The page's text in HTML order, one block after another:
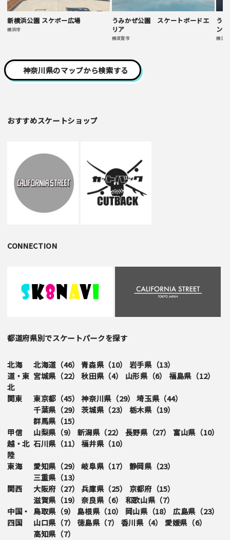
新横浜公園 スケボー広場
横浜市
うみかぜ公園 スケートボードエ
リア
横須賀市
う
ン
横須
神奈川県のマップから検索する
おすすめスケートショップ
CONNECTION
都道府県別でスケートパークを探す
北海
道・東
北
北海道（46） 青森県（10） 岩手県（13）
宮城県（22） 秋田県（4） 山形県（6） 福島県（12）
関東 東京都（45） 神奈川県（29） 埼玉県（44）
千葉県（29） 茨城県（23） 栃木県（19）
群馬県（15）
甲信
越・北
陸
山梨県（9） 新潟県（22） 長野県（27） 富山県（10）
石川県（11） 福井県（10）
東海 愛知県（29） 岐阜県（17） 静岡県（23）
三重県（13）
関西
大阪府（27） 兵庫県（25） 京都府（15）
滋賀県（19） 奈良県（6） 和歌山県（7）
中国・
四国
鳥取県（9） 島根県（10） 岡山県（18） 広島県（23）
山口県（7） 徳島県（7） 香川県（4） 愛媛県（6）
高知県（7）